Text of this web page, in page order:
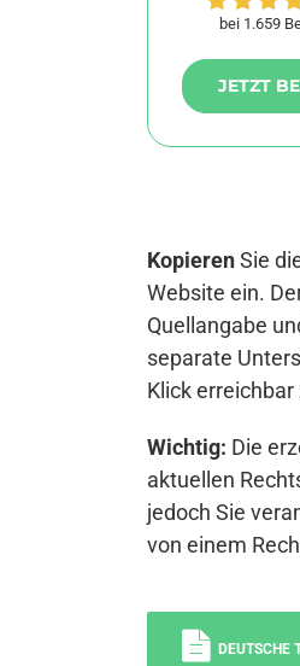
bei 1.659
JETZT
KopierenSie
Website ein.
Quellangabe
separate
Klick
Wichtig: Die
aktuellen
jedoch Sie
von einem
DEUTSCHE